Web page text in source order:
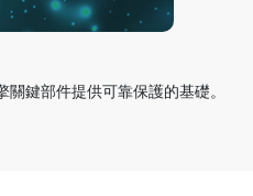
鍵部件提供可靠保護的基礎。